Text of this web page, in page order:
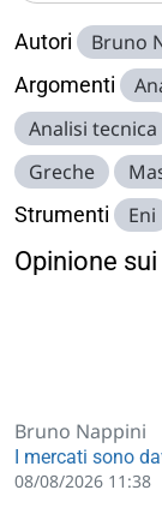
Autori Bruno
Argomenti
Analisi tecnica
Greche
Strumenti Eni
Opinione
Bruno Nappini
I mercati sono
08/08/2026 11:38